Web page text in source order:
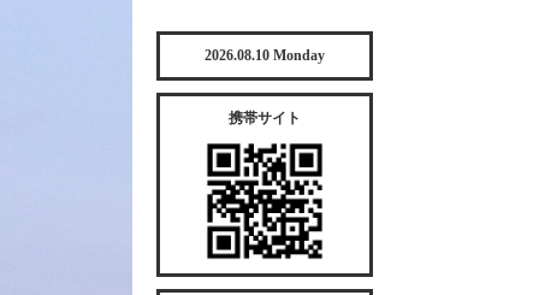
2026.08.10 Monday
携帯サイト